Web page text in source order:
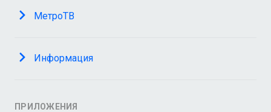
МетроТВ
Информация
ПРИЛОЖЕНИЯ